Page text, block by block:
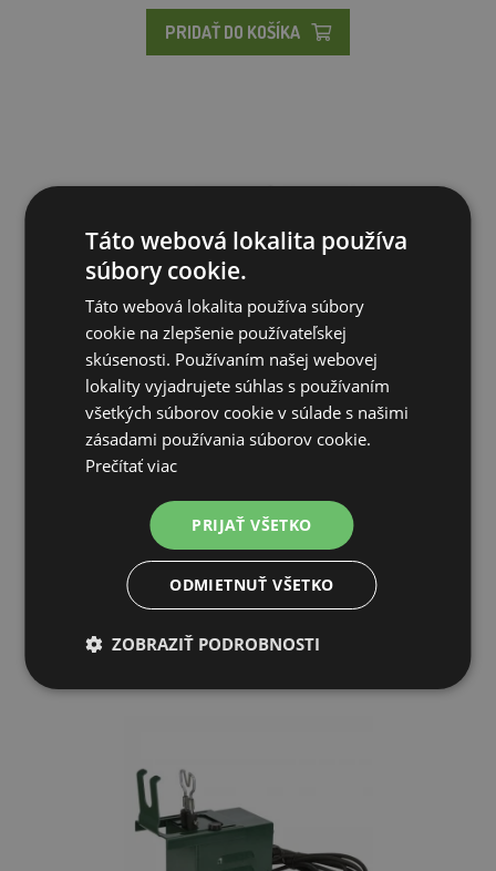
PRIDAŤ DO KOŠÍKA
Emaskulátor podľa Hausmana, 190 mm
22,19€
CENTRÁLNY SKLAD (EXPEDÍCIA 5-7 DNÍ)
PRIDAŤ DO KOŠÍKA
Táto webová lokalita používa
súbory cookie.
Táto webová lokalita používa súbory
cookie na zlepšenie používateľskej
skúsenosti. Používaním našej webovej
lokality vyjadrujete súhlas s používaním
všetkých súborov cookie v súlade s našimi
zásadami používania súborov cookie.
Prečítať viac
PRIJAŤ VŠETKO
ODMIETNUŤ VŠETKO
ZOBRAZIŤ PODROBNOSTI